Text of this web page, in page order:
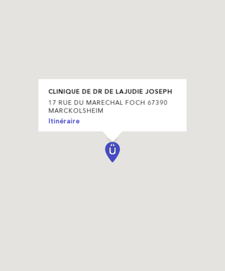
CLINIQUE DE DR DE LAJUDIE JOSEPH
17 RUE DU MARECHAL FOCH 67390
MARCKOLSHEIM
Itinéraire